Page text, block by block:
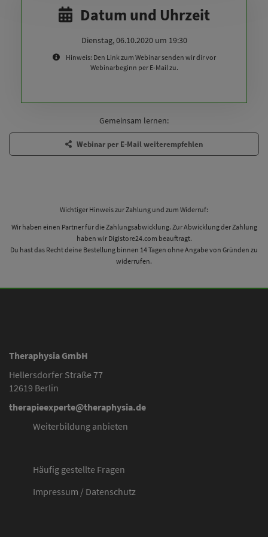
Datum und Uhrzeit
Dienstag, 06.10.2020 um 19:30
Hinweis: Den Link zum Webinar senden wir dir vor
Webinarbeginn per E-Mail zu.
Gemeinsam lernen:
Webinar per E-Mail weiterempfehlen
Wichtiger Hinweis zur Zahlung und zum Widerruf:
Wir haben einen Partner für die Zahlungsabwicklung. Zur Abwicklung der Zahlung
haben wir Digistore24.com beauftragt.
Du hast das Recht deine Bestellung binnen 14 Tagen ohne Angabe von Gründen zu
widerrufen.
Theraphysia GmbH
Hellersdorfer Straße 77
12619 Berlin
therapieexperte@theraphysia.de
Weiterbildung anbieten
Häufig gestellte Fragen
Impressum / Datenschutz